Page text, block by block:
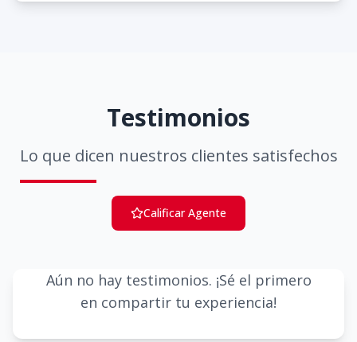
Testimonios
Lo que dicen nuestros clientes satisfechos
Calificar Agente
Aún no hay testimonios. ¡Sé el primero
en compartir tu experiencia!